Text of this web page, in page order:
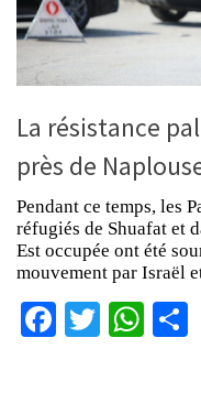
La résistance
près de
Pendant ce temps, les
réfugiés de Shuafat et
Est occupée ont été
mouvement par Israël
Facebook
Twitter